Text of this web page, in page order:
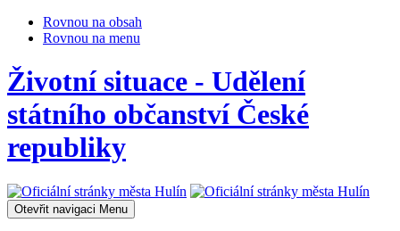
Rovnou na obsah
Rovnou na menu
Životní situace - Udělení
státního občanství České
republiky
Otevřit navigaci Menu